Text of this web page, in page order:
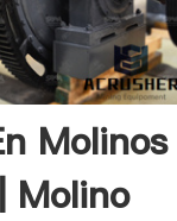
Molinos
Molino